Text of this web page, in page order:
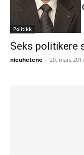
Politikk
Seks politikere
nieuhetene - 20. mars